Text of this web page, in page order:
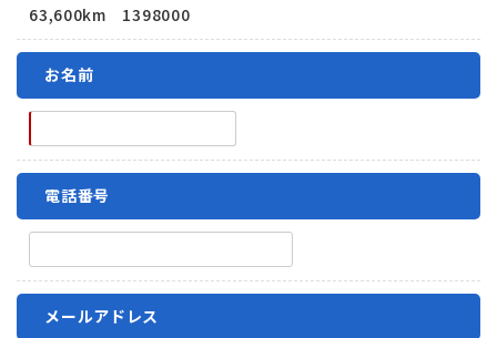
63,600km 1398000
お名前
電話番号
メールアドレス